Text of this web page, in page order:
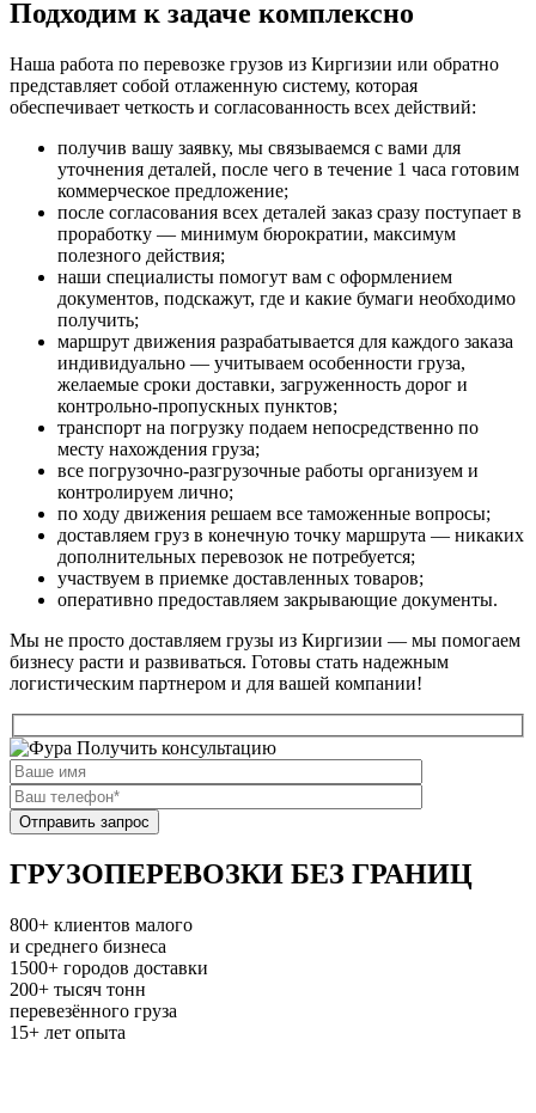
Подходим к задаче комплексно
Наша работа по перевозке грузов из Киргизии или обратно
представляет собой отлаженную систему, которая
обеспечивает четкость и согласованность всех действий:
получив вашу заявку, мы связываемся с вами для
уточнения деталей, после чего в течение 1 часа готовим
коммерческое предложение;
после согласования всех деталей заказ сразу поступает в
проработку — минимум бюрократии, максимум
полезного действия;
наши специалисты помогут вам с оформлением
документов, подскажут, где и какие бумаги необходимо
получить;
маршрут движения разрабатывается для каждого заказа
индивидуально — учитываем особенности груза,
желаемые сроки доставки, загруженность дорог и
контрольно-пропускных пунктов;
транспорт на погрузку подаем непосредственно по
месту нахождения груза;
все погрузочно-разгрузочные работы организуем и
контролируем лично;
по ходу движения решаем все таможенные вопросы;
доставляем груз в конечную точку маршрута — никаких
дополнительных перевозок не потребуется;
участвуем в приемке доставленных товаров;
оперативно предоставляем закрывающие документы.
Мы не просто доставляем грузы из Киргизии — мы помогаем
бизнесу расти и развиваться. Готовы стать надежным
логистическим партнером и для вашей компании!
Получить консультацию
ГРУЗОПЕРЕВОЗКИ БЕЗ ГРАНИЦ
800+ клиентов малого
и среднего бизнеса
1500+ городов доставки
200+ тысяч тонн
перевезённого груза
15+ лет опыта